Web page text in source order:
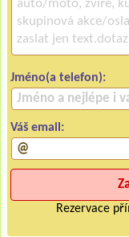
Jméno(a telefon):
Váš email:
Rezervace